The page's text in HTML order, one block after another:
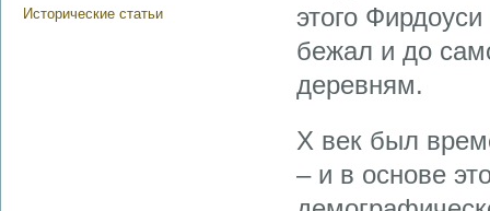
Исторические статьи
этого
бежал и до
деревням.
X век был
– и в основе